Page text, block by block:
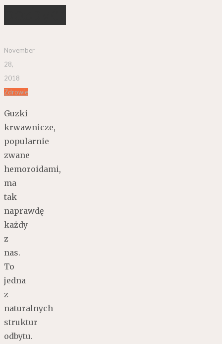
November
28,
2018
Zdrowie
Guzki
krwawnicze,
popularnie
zwane
hemoroidami,
ma
tak
naprawdę
każdy
z
nas.
To
jedna
z
naturalnych
struktur
odbytu.